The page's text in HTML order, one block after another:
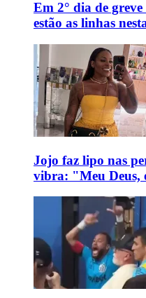
Em 2° dia de
estão as linhas
Jojo faz lipo nas
vibra: "Meu Deus,